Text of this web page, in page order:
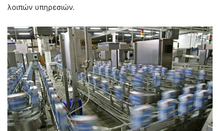
λοιπών υπηρεσιών.